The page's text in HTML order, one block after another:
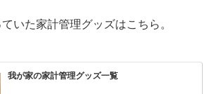
いた家計管理グッズはこちら。
我が家の家計管理グッズ一覧